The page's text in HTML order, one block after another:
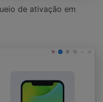
de ativação em